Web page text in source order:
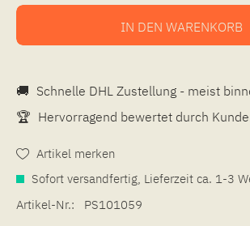
IN DEN WARENKORB
🚚 Schnelle DHL Zustellung - meist
🏆 Hervorragend bewertet durch
Artikel merken
Sofort versandfertig, Lieferzeit ca. 1-3
Artikel-Nr.:
PS101059